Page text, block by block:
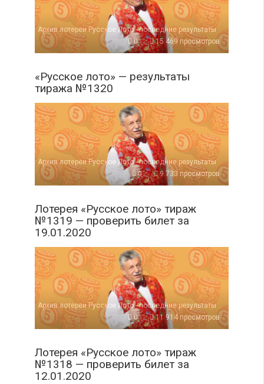
Архив лотереи Русское Лото - последние результаты
0
15 469 просмотров
«Русское лото» — результаты
тиража №1320
Архив лотереи Русское Лото - последние результаты
0
9 733 просмотров
Лотерея «Русское лото» тираж
№1319 — проверить билет за
19.01.2020
Архив лотереи Русское Лото - последние результаты
0
11 914 просмотров
Лотерея «Русское лото» тираж
№1318 — проверить билет за
12.01.2020